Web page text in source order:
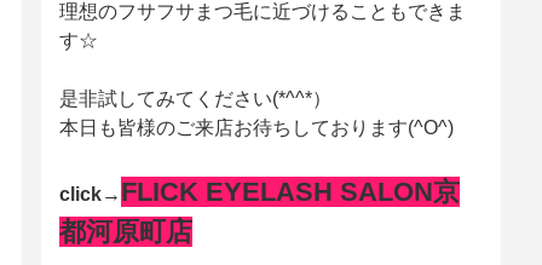
理想のフサフサまつ毛に近づけることもできま
す☆
是非試してみてください(*^^*）
本日も皆様のご来店お待ちしております(^O^)
click→ FLICK EYELASH SALON京
都河原町店